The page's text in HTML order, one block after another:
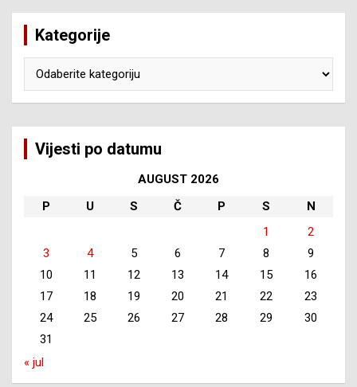
Kategorije
Vijesti po datumu
AUGUST 2026
P
U S Č P S
N
1
2
3
4 5 6 7 8
9
10
11 12 13 14 15
16
17
18 19 20 21 22
23
24
25 26 27 28 29
30
31
« jul